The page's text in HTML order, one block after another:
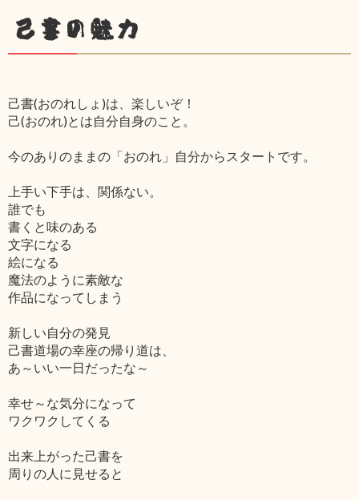
己書の魅力
己書(おのれしょ)は、楽しいぞ！
己(おのれ)とは自分自身のこと。
今のありのままの「おのれ」自分からスタートです。
上手い下手は、関係ない。
誰でも
書くと味のある
文字になる
絵になる
魔法のように素敵な
作品になってしまう
新しい自分の発見
己書道場の幸座の帰り道は、
あ～いい一日だったな～
幸せ～な気分になって
ワクワクしてくる
出来上がった己書を
周りの人に見せると